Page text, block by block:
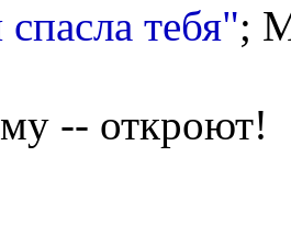
тебя";
-- откроют!